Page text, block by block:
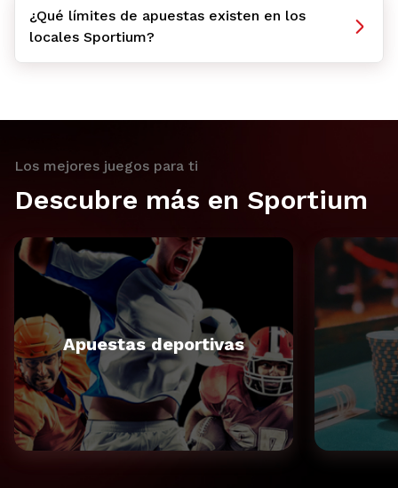
¿Qué límites de apuestas existen en los
locales Sportium?
Los mejores juegos para ti
Descubre más en Sportium
Apuestas deportivas